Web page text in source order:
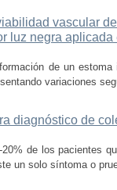
vascular
luz negra aplicada
de un
variaciones
diagnóstico de
de los pacientes
un solo síntoma o